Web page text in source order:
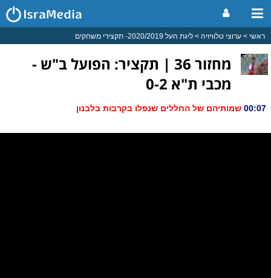
ראשי ערוצי טלוויזיה ליגת העל 2020/2019- תקצירי משחקים
מחזור 36 | תקציר: הפועל ב"ש -
מכבי ת"א 0-2